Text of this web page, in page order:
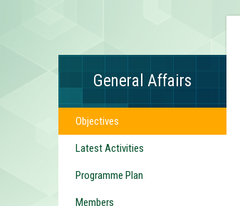
General Affairs
Objectives
Latest Activities
Programme Plan
Members